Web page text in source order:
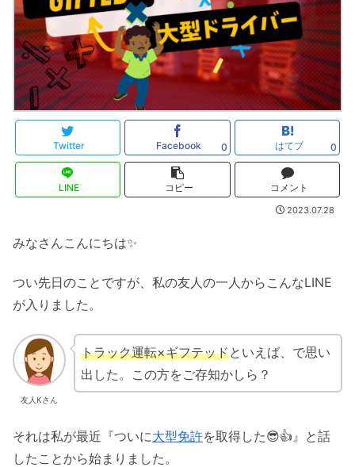
Twitter Facebook 0 はてブ 0
LINE コピー コメント
2023.07.28
みなさんこんにちは✨
つい先日のことですが、私の友人の一人からこんなLINE
が入りました。
友人Kさん
トラック運転×ギフテッドといえば、で思い
出した。この方をご存知かしら？
それは私が最近『ついに大型免許を取得した😎👍』と話
したことから始まりました。